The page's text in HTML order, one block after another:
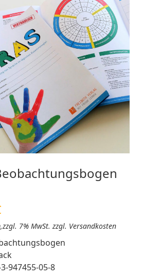
zzgl. 7% MwSt. zzgl. Versandkosten
947455-05-8